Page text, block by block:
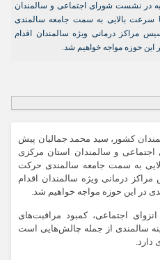
در نشست شورای اجتماعی و سالمندان
سرعت بالایی به سمت جامعه سالمندی
مراکز درمانی ویژه سالمندان اقدام
این حوزه مواجه خواهیم شد.
کشور، سید محمد جمالیان پیش
و سالمندان استان مرکزی
به سمت جامعه سالمندی حرکت
درمانی ویژه سالمندان اقدام
در این حوزه مواجه خواهیم شد.
اجتماعی، کمبود مراقبت‌های
سالمندی از جمله چالش‌هایی است
دارد.